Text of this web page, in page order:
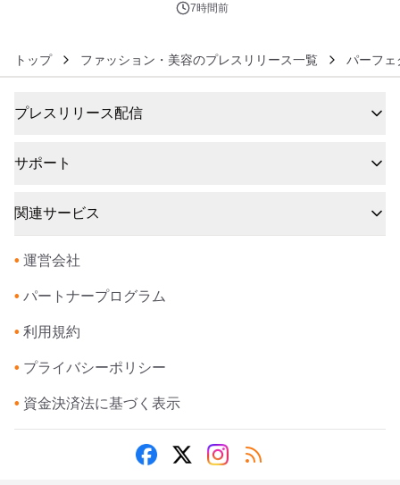
素泊りプラン
7時間前
トップ ファッション・美容のプレスリリース一覧 パーフェ
プレスリリース配信
サポート
関連サービス
• 運営会社
• パートナープログラム
• 利用規約
• プライバシーポリシー
• 資金決済法に基づく表示